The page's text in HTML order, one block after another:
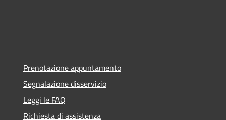
Prenotazione appuntamento
Segnalazione disservizio
Leggi le FAQ
Richiesta di assistenza